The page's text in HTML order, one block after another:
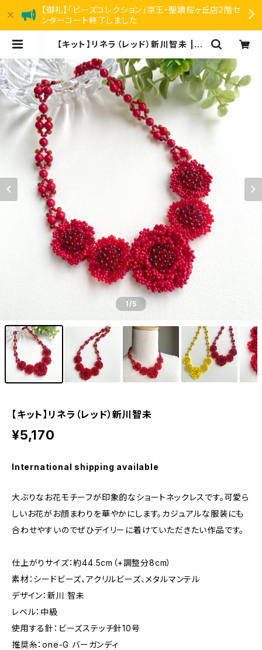
【御礼】「ビーズコレクション」京王・聖蹟桜ヶ丘店2階セ
ンターコート終了しました
【キット】リネラ（レッド）新川智未 | リ
1/5
【キット】リネラ（レッド）新川智未
¥5,170
International shipping available
大ぶりなお花モチーフが印象的なショートネックレスです。可愛ら
しいお花がお顔まわりを華やかにします。カジュアルな服装にも
合わせやすいのでぜひデイリーに着けていただきたい作品です。
仕上がりサイズ：約44.5cm（+調整分8cm）
素材：シードビーズ、アクリルビーズ、メタルマンテル
デザイン：新川 智未
レベル：中級
使用する針：ビーズステッチ針10号
推奨糸：one-G バーガンディ